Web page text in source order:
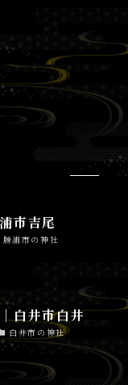
市吉尾
勝浦市の神社
白井市白井
白井市の神社